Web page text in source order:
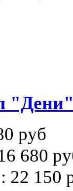
руб
680
22 150